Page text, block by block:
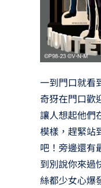
一到門口就看
奇犽在門口歡
讓人想起他們
模樣，趕緊站
吧！旁邊還有
到別說你來過
絲都少女心爆